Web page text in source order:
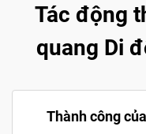
Tác động
quang Di
Thành công